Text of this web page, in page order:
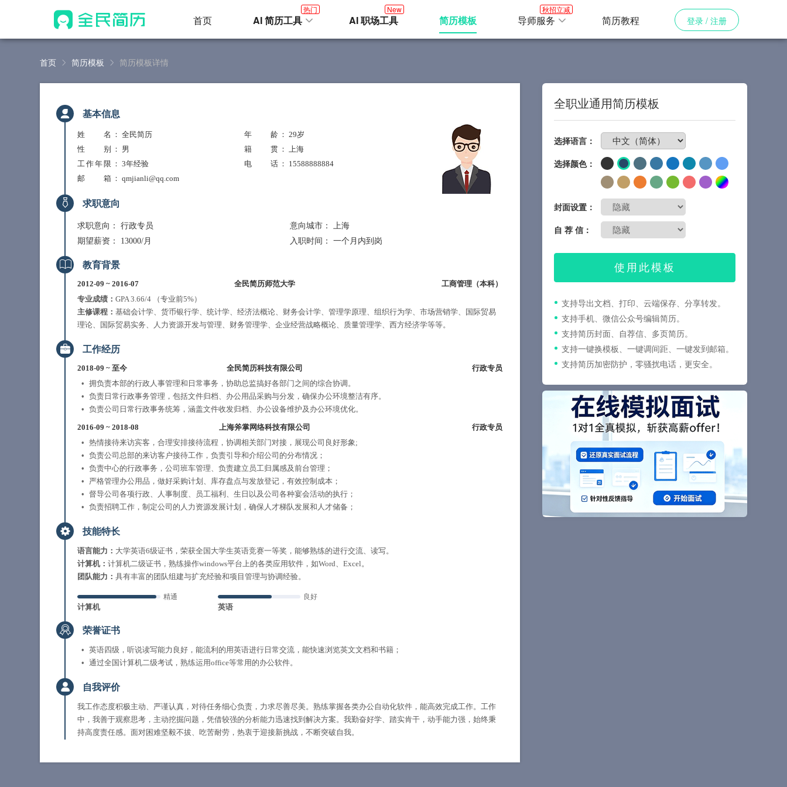
首页 AI 简历工具
热门
AI 职场工具
New
简历模板 导师服务
秋招立减
简历教程 登录 / 注册
首页 简历模板 简历模板详情
全职业通用简历模板
选择语言：
选择颜色：
封面设置：
自 荐 信：
使用此模板
支持导出文档、打印、云端保存、分享转发。
支持手机、微信公众号编辑简历。
支持简历封面、自荐信、多页简历。
支持一键换模板、一键调间距、一键发到邮箱。
支持简历加密防护，零骚扰电话，更安全。
基本信息
姓 名 ： 全民简历 年 龄 ： 29岁
性 别
： 男 籍 贯 ： 上海
工作年限 ： 3年经验 电 话 ： 15588888884
邮 箱 ： qmjianli@qq.com
求职意向
求职意向： 行政专员 意向城市： 上海
期望薪资： 13000/月 入职时间： 一个月内到岗
教育背景
2012-09 ~ 2016-07 全民简历师范大学 工商管理（本科）
专业成绩： GPA 3.66/4 （专业前5%）
主修课程： 基础会计学、货币银行学、统计学、经济法概论、财务会计学、管理学原理、组织行为学、市场营销学、国际贸易
理论、国际贸易实务、人力资源开发与管理、财务管理学、企业经营战略概论、质量管理学、西方经济学等等。
工作经历
2018-09 ~ 至今 全民简历科技有限公司
行政专员
拥负责本部的行政人事管理和日常事务，协助总监搞好各部门之间的综合协调。
负责日常行政事务管理，包括文件归档、办公用品采购与分发，确保办公环境整洁有序。
负责公司日常行政事务统筹，涵盖文件收发归档、办公设备维护及办公环境优化。
2016-09 ~ 2018-08 上海斧掌网络科技有限公司
行政专员
热情接待来访宾客，合理安排接待流程，协调相关部门对接，展现公司良好形象;
负责公司总部的来访客户接待工作，负责引导和介绍公司的分布情况；
负责中心的行政事务，公司班车管理、负责建立员工归属感及前台管理；
严格管理办公用品，做好采购计划、库存盘点与发放登记，有效控制成本；
督导公司各项行政、人事制度、员工福利、生日以及公司各种宴会活动的执行；
负责招聘工作，制定公司的人力资源发展计划，确保人才梯队发展和人才储备；
技能特长
语言能力： 大学英语6级证书，荣获全国大学生英语竞赛一等奖，能够熟练的进行交流、读写。
计算机： 计算机二级证书，熟练操作windows平台上的各类应用软件，如Word、Excel。
团队能力： 具有丰富的团队组建与扩充经验和项目管理与协调经验。
计算机
精通
英语
良好
荣誉证书
英语四级，听说读写能力良好，能流利的用英语进行日常交流，能快速浏览英文文档和书籍；
通过全国计算机二级考试，熟练运用office等常用的办公软件。
自我评价
我工作态度积极主动、严谨认真，对待任务细心负责，力求尽善尽美。熟练掌握各类办公自动化软件，能高效完成工作。工作
中，我善于观察思考，主动挖掘问题，凭借较强的分析能力迅速找到解决方案。我勤奋好学、踏实肯干，动手能力强，始终秉
持高度责任感。面对困难坚毅不拔、吃苦耐劳，热衷于迎接新挑战，不断突破自我。